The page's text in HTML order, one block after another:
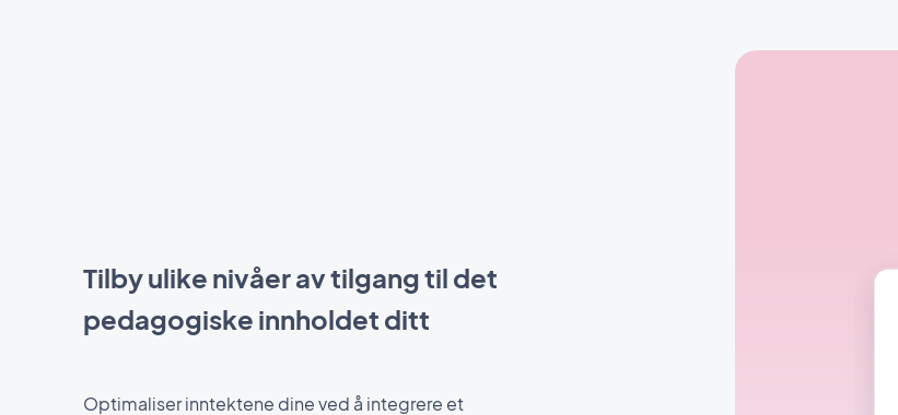
Tilby ulike nivåer av tilgang til det
pedagogiske innholdet ditt
Optimaliser inntektene dine ved å integrere et